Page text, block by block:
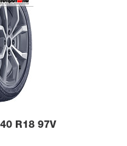
R18 97V